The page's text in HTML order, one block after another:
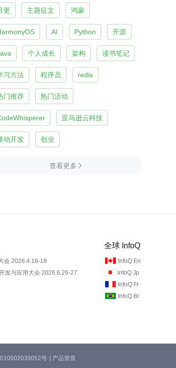
更 主题征文 鸿蒙
AI Python 开源
个人成长 架构 读书笔记
习方法 程序员 redis
门推荐 热门活动
亚马逊云科技
动开发 创业
查看更多 
会 2026.4.16-18
发与应用大会 2026.6.26-27
全球 InfoQ
InfoQ En
InfoQ Jp
InfoQ Fr
InfoQ Br
号 | 产品资质